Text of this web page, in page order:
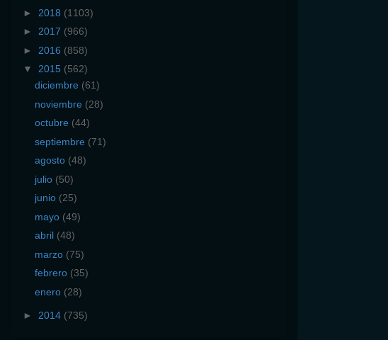
► 2018 (1103)
► 2017 (966)
► 2016 (858)
▼ 2015 (562)
diciembre (61)
noviembre (28)
octubre (44)
septiembre (71)
agosto (48)
julio (50)
junio (25)
mayo (49)
abril (48)
marzo (75)
febrero (35)
enero (28)
► 2014 (735)